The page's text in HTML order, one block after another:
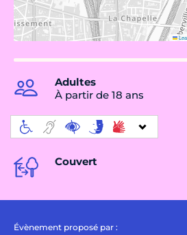
Adultes
À partir de 18 ans
Couvert
Évènement proposé par :